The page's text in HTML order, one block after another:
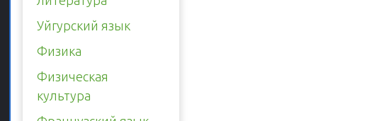
Уйгурский язык
Физика
Физическая
культура